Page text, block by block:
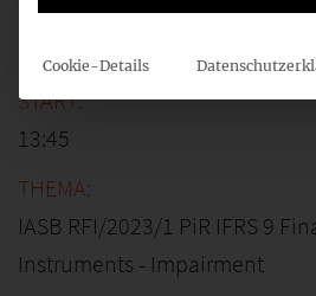
13:45
IASB RFI/2023/1 PiR IFRS 9
Instruments - Impairment
Cookie-Details